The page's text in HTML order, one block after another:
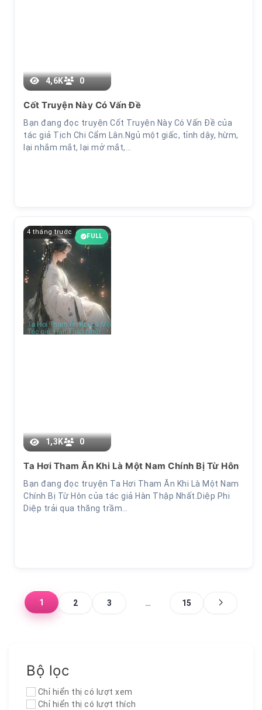
4,6K
0
Cốt Truyện Này Có Vấn Đề
Bạn đang đọc truyện Cốt Truyện Này Có Vấn Đề của
tác giả Tịch Chi Cẩm Lân.Ngủ một giấc, tỉnh dậy, hừm,
lại nhắm mắt, lại mở mắt,…
Chương 98
4 tháng trước
FULL
1,3K 0
Ta Hơi Tham Ăn Khi Là Một Nam Chính Bị Từ Hôn
Bạn đang đọc truyện Ta Hơi Tham Ăn Khi Là Một Nam
Chính Bị Từ Hôn của tác giả Hàn Thập Nhất.Diệp Phi
Diệp trải qua thăng trầm…
1 2 3 … 15
Bộ lọc
Chỉ hiển thị có lượt xem
Chỉ hiển thị có lượt thích